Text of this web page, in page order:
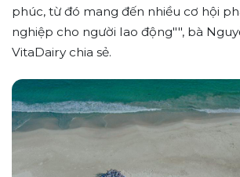
phúc, từ đó mang đến nhiều cơ hội
nghiệp cho người lao động"", bà
VitaDairy chia sẻ.